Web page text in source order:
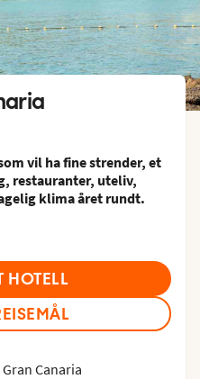
vil ha fine strender, et
restauranter, uteliv,
klima året rundt.
HOTELL
Canaria